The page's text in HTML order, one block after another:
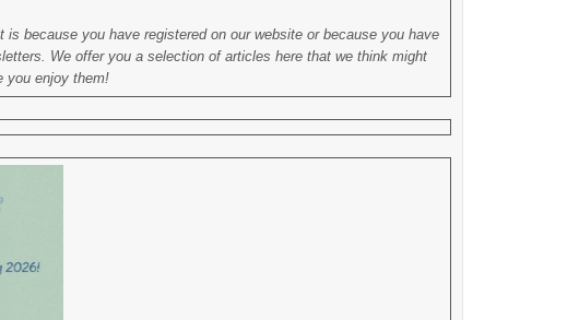
because you have registered on our website or because you have
We offer you a selection of articles here that we think might
you enjoy them!